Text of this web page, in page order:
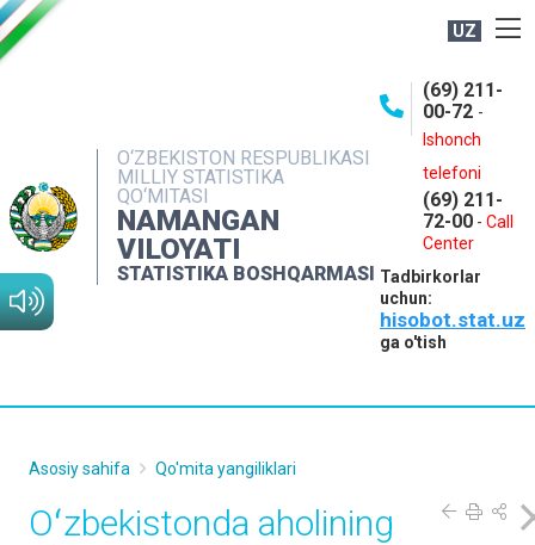
UZ
O‘ZBEKISTON RESPUBLIKASI
MILLIY STATISTIKA
QO‘MITASI
NAMANGAN
VILOYATI
STATISTIKA BOSHQARMASI
(69) 211-
00-72 -
Ishonch
telefoni
(69) 211-
72-00 - Call
Center
Tadbirkorlar
uchun:
hisobot.stat.uz
ga o'tish
NASHRLAR
INTERAKTIV XIZMATLAR
MATBUOT XIZMATI
MUROJAATLAR
Asosiy sahifa Qo'mita yangiliklari
Oʻzbekistonda aholining